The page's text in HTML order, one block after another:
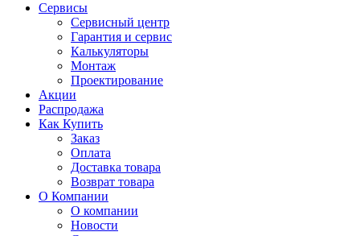
Сервисы
Сервисный центр
Гарантия и сервис
Калькуляторы
Монтаж
Проектирование
Акции
Распродажа
Как Купить
Заказ
Оплата
Доставка товара
Возврат товара
О Компании
О компании
Новости